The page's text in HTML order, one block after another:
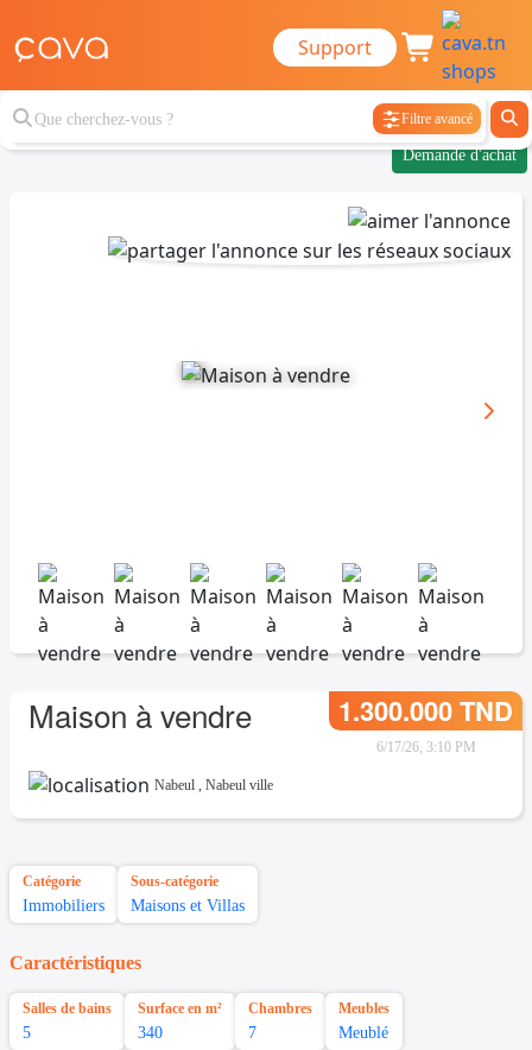
Support
Filtre avancé
Demande d'achat
Maison à vendre 1.300.000 TND
6/17/26, 3:10 PM
Nabeul , Nabeul ville
Catégorie
Immobiliers
Sous-catégorie
Maisons et Villas
Caractéristiques
Salles de bains
5
Surface en m²
340
Chambres
7
Meubles
Meublé